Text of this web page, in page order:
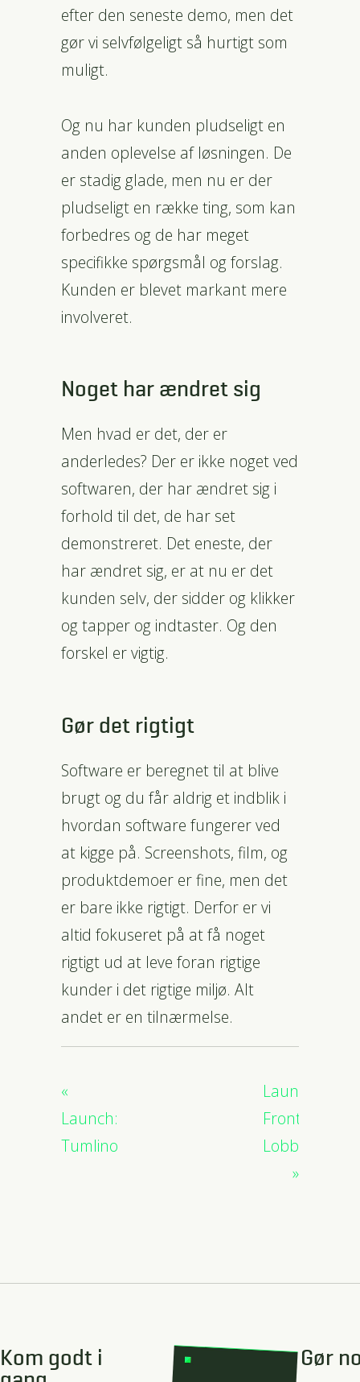
efter den seneste demo, men det
gør vi selvfølgeligt så hurtigt som
muligt.
Og nu har kunden pludseligt en
anden oplevelse af løsningen. De
er stadig glade, men nu er der
pludseligt en række ting, som kan
forbedres og de har meget
specifikke spørgsmål og forslag.
Kunden er blevet markant mere
involveret.
Noget har ændret sig
Men hvad er det, der er
anderledes? Der er ikke noget ved
softwaren, der har ændret sig i
forhold til det, de har set
demonstreret. Det eneste, der
har ændret sig, er at nu er det
kunden selv, der sidder og klikker
og tapper og indtaster. Og den
forskel er vigtig.
Gør det rigtigt
Software er beregnet til at blive
brugt og du får aldrig et indblik i
hvordan software fungerer ved
at kigge på. Screenshots, film, og
produktdemoer er fine, men det
er bare ikke rigtigt. Derfor er vi
altid fokuseret på at få noget
rigtigt ud at leve foran rigtige
kunder i det rigtige miljø. Alt
andet er en tilnærmelse.
Launch:
Tumlino
Launch:
Front
Lobby
Kom godt i
Gør